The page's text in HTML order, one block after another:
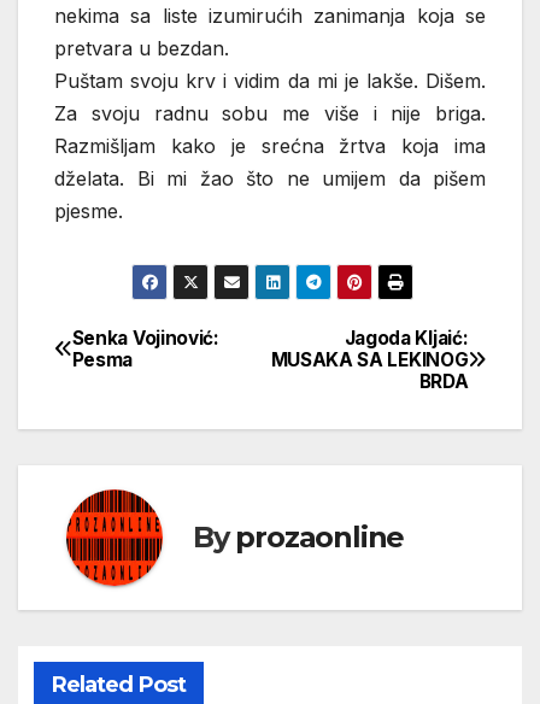
nekima sa liste izumirućih zanimanja koja se
pretvara u bezdan.
Puštam svoju krv i vidim da mi je lakše. Dišem.
Za svoju radnu sobu me više i nije briga.
Razmišljam kako je srećna žrtva koja ima
dželata. Bi mi žao što ne umijem da pišem
pjesme.
Кретање
Jagoda Kljaić:
MUSAKA SA LEKINOG
BRDA
Senka Vojinović:
Pesma
Byprozaonline
Related Post